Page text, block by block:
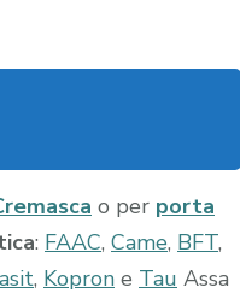
o per porta
: FAAC, Came, BFT,
, Kopron e Tau Assa